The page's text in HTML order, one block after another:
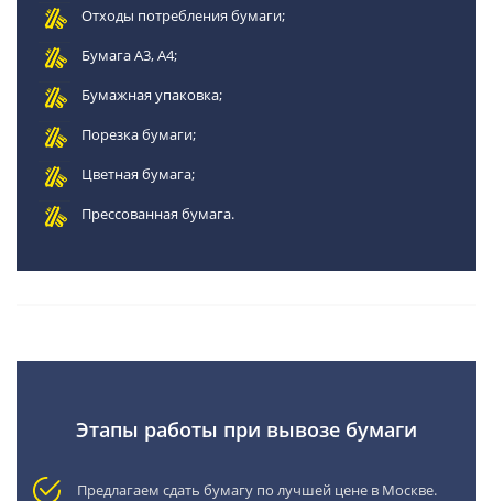
Отходы потребления бумаги;
Бумага А3, А4;
Бумажная упаковка;
Порезка бумаги;
Цветная бумага;
Прессованная бумага.
Этапы работы при вывозе бумаги
Предлагаем сдать бумагу по лучшей цене в Москве.